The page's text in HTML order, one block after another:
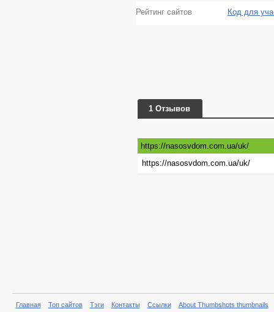
Рейтинг сайтов Код для
1 Отзывов
https://nasosvdom.com.ua/uk/
https://nasosvdom.com.ua/uk/
Главная Топ сайтов Тэги Контакты Ссылки About Thumbshots thumbnails